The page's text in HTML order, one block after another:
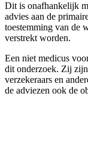
Dit is onafhankelijk
advies aan de
toestemming van de
verstrekt worden.
Een niet medicus
dit onderzoek. Zij
verzekeraars en
de adviezen ook de